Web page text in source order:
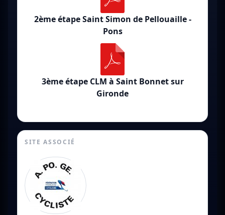
2ème étape Saint Simon de Pellouaille -
Pons
3ème étape CLM à Saint Bonnet sur
Gironde
SITE ASSOCIÉ